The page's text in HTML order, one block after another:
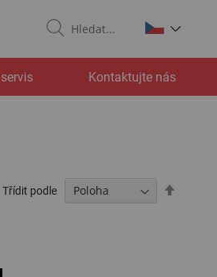
Kontaktujte nás
Třídit podle